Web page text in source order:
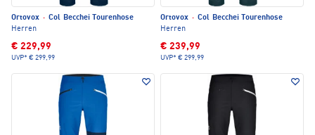
Ortovox · Col Becchei Tourenhose
Herren
€ 229,99
UVP* € 299,99
Ortovox · Col Becchei Tourenhose
Herren
€ 239,99
UVP* € 299,99